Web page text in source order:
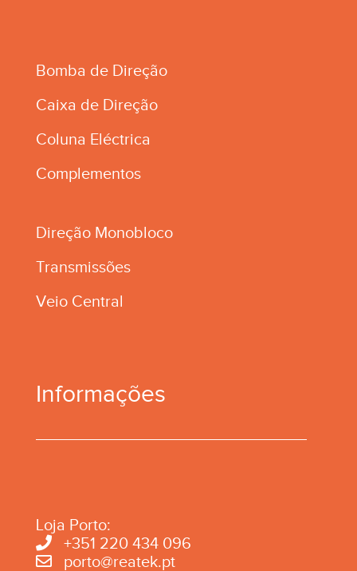
Bomba de Direção
Caixa de Direção
Coluna Eléctrica
Complementos
Direção Monobloco
Transmissões
Veio Central
Informações
Loja Porto:
+351 220 434 096
porto@reatek.pt